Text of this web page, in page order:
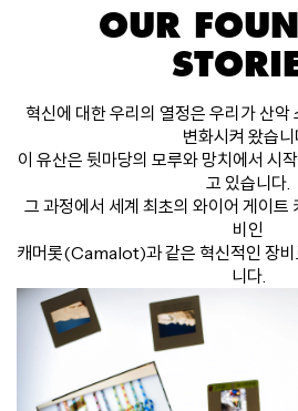
OUR
혁신에 대한 우리의 열정은 우리가 산
변화시켜 왔습니
이 유산은 뒷마당의 모루와 망치에서 시
고 있습니다.
그 과정에서 세계 최초의 와이어 게이트
비인
캐머롯(Camalot)과 같은 혁신적인 장비
니다.